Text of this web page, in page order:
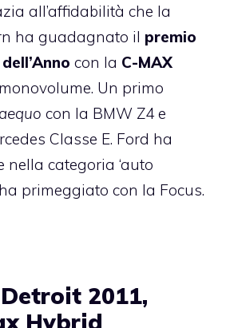
all’affidabilità che la
ha guadagnato il premio
con la C-MAX
Un primo
con la BMW Z4 e
Classe E. Ford ha
categoria ‘auto
primeggiato con la Focus.
2011,
Hybrid